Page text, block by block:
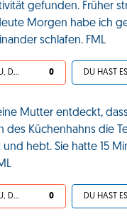
gefunden. Früher
Morgen habe ich
schlafen. FML
ICH STIMME ZU, DEIN LEBEN IST SCHEISSE 0
Mutter entdeckt,
des Küchenhahns die
und hebt. Sie hatte 15
ICH STIMME ZU, DEIN LEBEN IST SCHEISSE 0